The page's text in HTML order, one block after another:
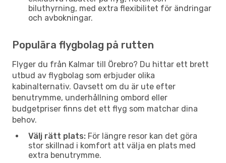
biluthyrning, med extra flexibilitet för ändringar
och avbokningar.
Populära flygbolag på rutten
Flyger du från Kalmar till Örebro? Du hittar ett brett
utbud av flygbolag som erbjuder olika
kabinalternativ. Oavsett om du är ute efter
benutrymme, underhållning ombord eller
budgetpriser finns det ett flyg som matchar dina
behov.
Välj rätt plats: För längre resor kan det göra
stor skillnad i komfort att välja en plats med
extra benutrymme.